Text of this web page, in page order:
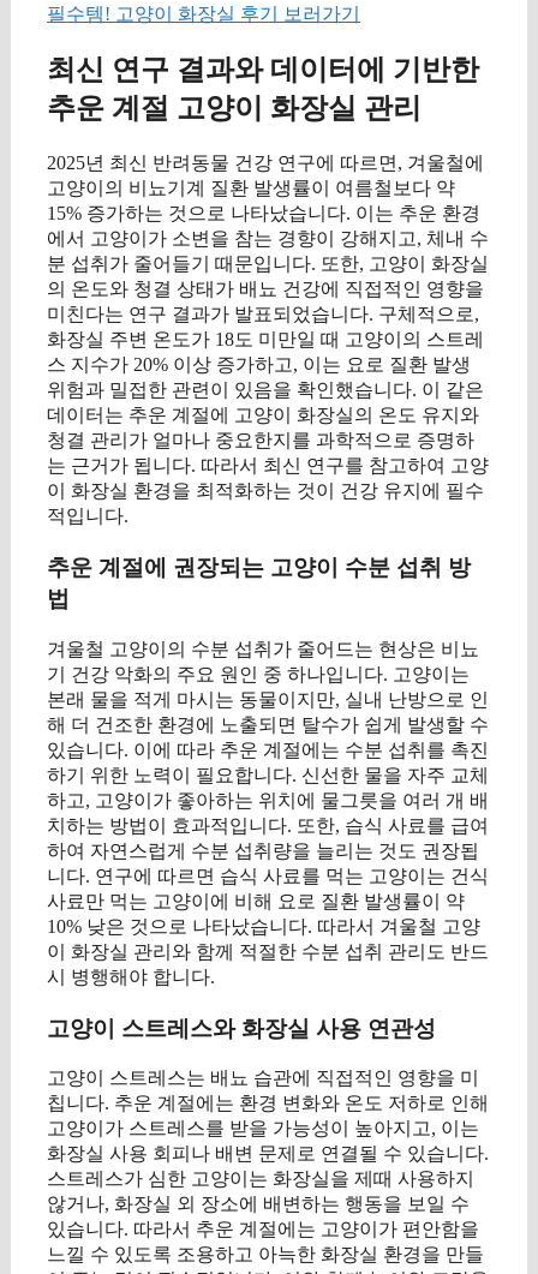
필수템! 고양이 화장실 후기 보러가기
최신 연구 결과와 데이터에 기반한
추운 계절 고양이 화장실 관리
2025년 최신 반려동물 건강 연구에 따르면, 겨울철에
고양이의 비뇨기계 질환 발생률이 여름철보다 약
15% 증가하는 것으로 나타났습니다. 이는 추운 환경
에서 고양이가 소변을 참는 경향이 강해지고, 체내 수
분 섭취가 줄어들기 때문입니다. 또한, 고양이 화장실
의 온도와 청결 상태가 배뇨 건강에 직접적인 영향을
미친다는 연구 결과가 발표되었습니다. 구체적으로,
화장실 주변 온도가 18도 미만일 때 고양이의 스트레
스 지수가 20% 이상 증가하고, 이는 요로 질환 발생
위험과 밀접한 관련이 있음을 확인했습니다. 이 같은
데이터는 추운 계절에 고양이 화장실의 온도 유지와
청결 관리가 얼마나 중요한지를 과학적으로 증명하
는 근거가 됩니다. 따라서 최신 연구를 참고하여 고양
이 화장실 환경을 최적화하는 것이 건강 유지에 필수
적입니다.
추운 계절에 권장되는 고양이 수분 섭취 방
법
겨울철 고양이의 수분 섭취가 줄어드는 현상은 비뇨
기 건강 악화의 주요 원인 중 하나입니다. 고양이는
본래 물을 적게 마시는 동물이지만, 실내 난방으로 인
해 더 건조한 환경에 노출되면 탈수가 쉽게 발생할 수
있습니다. 이에 따라 추운 계절에는 수분 섭취를 촉진
하기 위한 노력이 필요합니다. 신선한 물을 자주 교체
하고, 고양이가 좋아하는 위치에 물그릇을 여러 개 배
치하는 방법이 효과적입니다. 또한, 습식 사료를 급여
하여 자연스럽게 수분 섭취량을 늘리는 것도 권장됩
니다. 연구에 따르면 습식 사료를 먹는 고양이는 건식
사료만 먹는 고양이에 비해 요로 질환 발생률이 약
10% 낮은 것으로 나타났습니다. 따라서 겨울철 고양
이 화장실 관리와 함께 적절한 수분 섭취 관리도 반드
시 병행해야 합니다.
고양이 스트레스와 화장실 사용 연관성
고양이 스트레스는 배뇨 습관에 직접적인 영향을 미
칩니다. 추운 계절에는 환경 변화와 온도 저하로 인해
고양이가 스트레스를 받을 가능성이 높아지고, 이는
화장실 사용 회피나 배변 문제로 연결될 수 있습니다.
스트레스가 심한 고양이는 화장실을 제때 사용하지
않거나, 화장실 외 장소에 배변하는 행동을 보일 수
있습니다. 따라서 추운 계절에는 고양이가 편안함을
느낄 수 있도록 조용하고 아늑한 화장실 환경을 만들